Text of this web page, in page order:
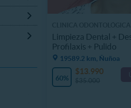
Limpieza Dental +
Profilaxis + Pulido
19589.2 km, Ñuñoa
60%
$13.990